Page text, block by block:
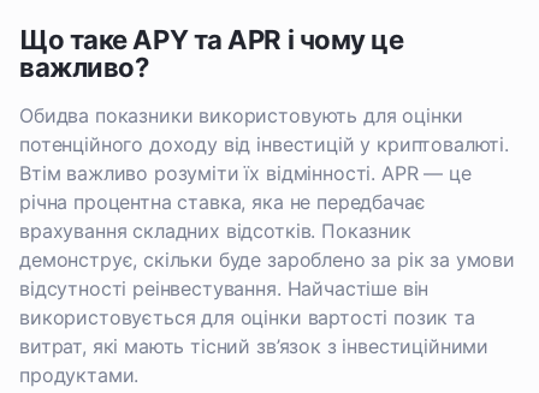
Що таке APY та APR і чому це
важливо?
Обидва показники використовують для оцінки
потенційного доходу від інвестицій у криптовалюті.
Втім важливо розуміти їх відмінності. APR — це
річна процентна ставка, яка не передбачає
врахування складних відсотків. Показник
демонструє, скільки буде зароблено за рік за умови
відсутності реінвестування. Найчастіше він
використовується для оцінки вартості позик та
витрат, які мають тісний зв’язок з інвестиційними
продуктами.